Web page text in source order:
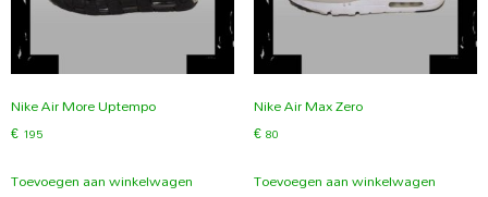
Nike Air More Uptempo
€ 195
Toevoegen aan winkelwagen
Nike Air Max Zero
€80
Toevoegen aan winkelwagen